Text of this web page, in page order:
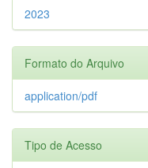
2023
Formato do Arquivo
application/pdf
Tipo de Acesso